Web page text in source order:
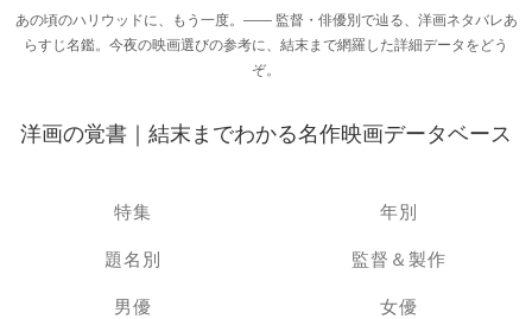
あの頃のハリウッドに、もう一度。―― 監督・俳優別で辿る、洋画ネタバレあ
らすじ名鑑。今夜の映画選びの参考に、結末まで網羅した詳細データをどう
ぞ。
洋画の覚書｜結末までわかる名作映画データベース
特集 年別
題名別 監督＆製作
男優 女優